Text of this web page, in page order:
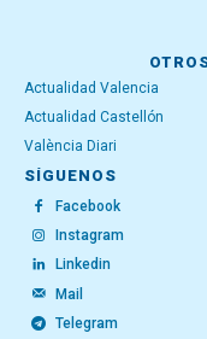
Actualidad Valencia
Actualidad Castellón
València Diari
SÍGUENOS
Facebook
Instagram
Linkedin
Mail
Telegram